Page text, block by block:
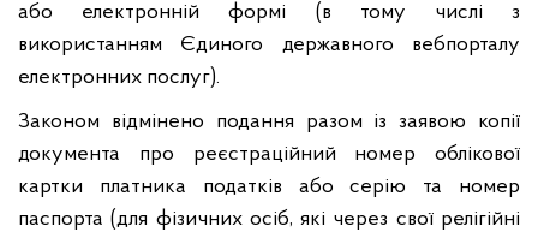
або електронній формі (в тому числі з
використанням Єдиного державного вебпорталу
електронних послуг).
Законом відмінено подання разом із заявою копії
документа про реєстраційний номер облікової
картки платника податків або серію та номер
паспорта (для фізичних осіб, які через свої релігійні